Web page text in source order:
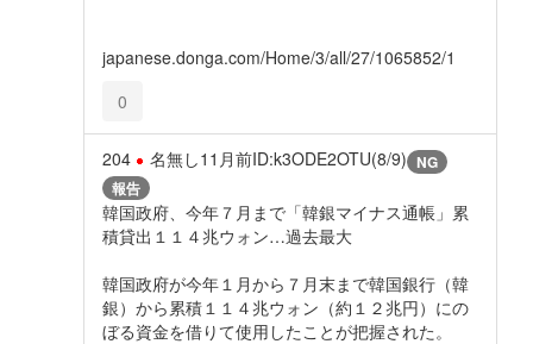
japanese.donga.com/Home/3/all/27/1065852/1
0
204 名無し11月前ID:k3ODE2OTU(8/9) NG
報告
韓国政府、今年７月まで「韓銀マイナス通帳」累
積貸出１１４兆ウォン…過去最大
韓国政府が今年１月から７月末まで韓国銀行（韓
銀）から累積１１４兆ウォン（約１２兆円）にの
ぼる資金を借りて使用したことが把握された。